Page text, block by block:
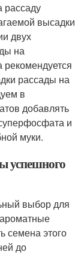
рассаду
высадки
двух
на
рекомендуется
рассады на
в
добавлять
и
муки.
успешного
выбор для
семена этого
до